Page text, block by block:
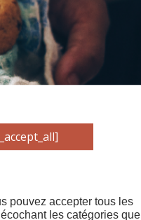
Berga Gósol
Distance
43km
Durée
pouvez accepter tous les
les catégories que